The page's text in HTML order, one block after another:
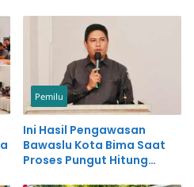
Pemilu
Ini Hasil Pengawasan
Bawaslu Kota Bima Saat
Proses Pungut Hitung